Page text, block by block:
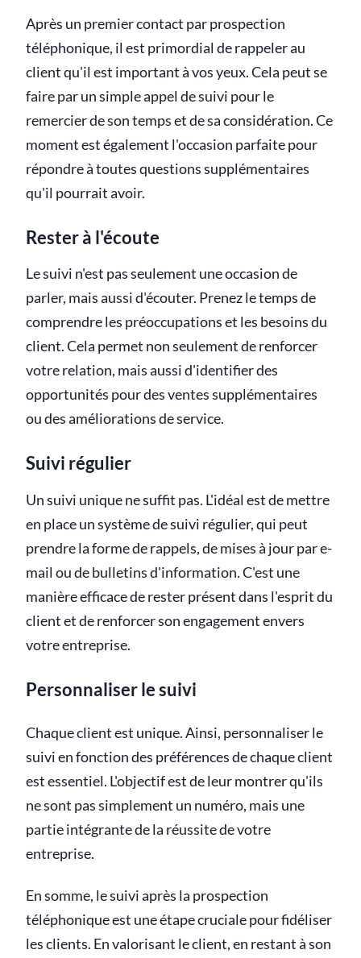
Après un premier contact par prospection
téléphonique, il est primordial de rappeler au
client qu'il est important à vos yeux. Cela peut se
faire par un simple appel de suivi pour le
remercier de son temps et de sa considération. Ce
moment est également l'occasion parfaite pour
répondre à toutes questions supplémentaires
qu'il pourrait avoir.
Rester à l'écoute
Le suivi n'est pas seulement une occasion de
parler, mais aussi d'écouter. Prenez le temps de
comprendre les préoccupations et les besoins du
client. Cela permet non seulement de renforcer
votre relation, mais aussi d'identifier des
opportunités pour des ventes supplémentaires
ou des améliorations de service.
Suivi régulier
Un suivi unique ne suffit pas. L'idéal est de mettre
en place un système de suivi régulier, qui peut
prendre la forme de rappels, de mises à jour par e-
mail ou de bulletins d'information. C'est une
manière efficace de rester présent dans l'esprit du
client et de renforcer son engagement envers
votre entreprise.
Personnaliser le suivi
Chaque client est unique. Ainsi, personnaliser le
suivi en fonction des préférences de chaque client
est essentiel. L'objectif est de leur montrer qu'ils
ne sont pas simplement un numéro, mais une
partie intégrante de la réussite de votre
entreprise.
En somme, le suivi après la prospection
téléphonique est une étape cruciale pour fidéliser
les clients. En valorisant le client, en restant à son